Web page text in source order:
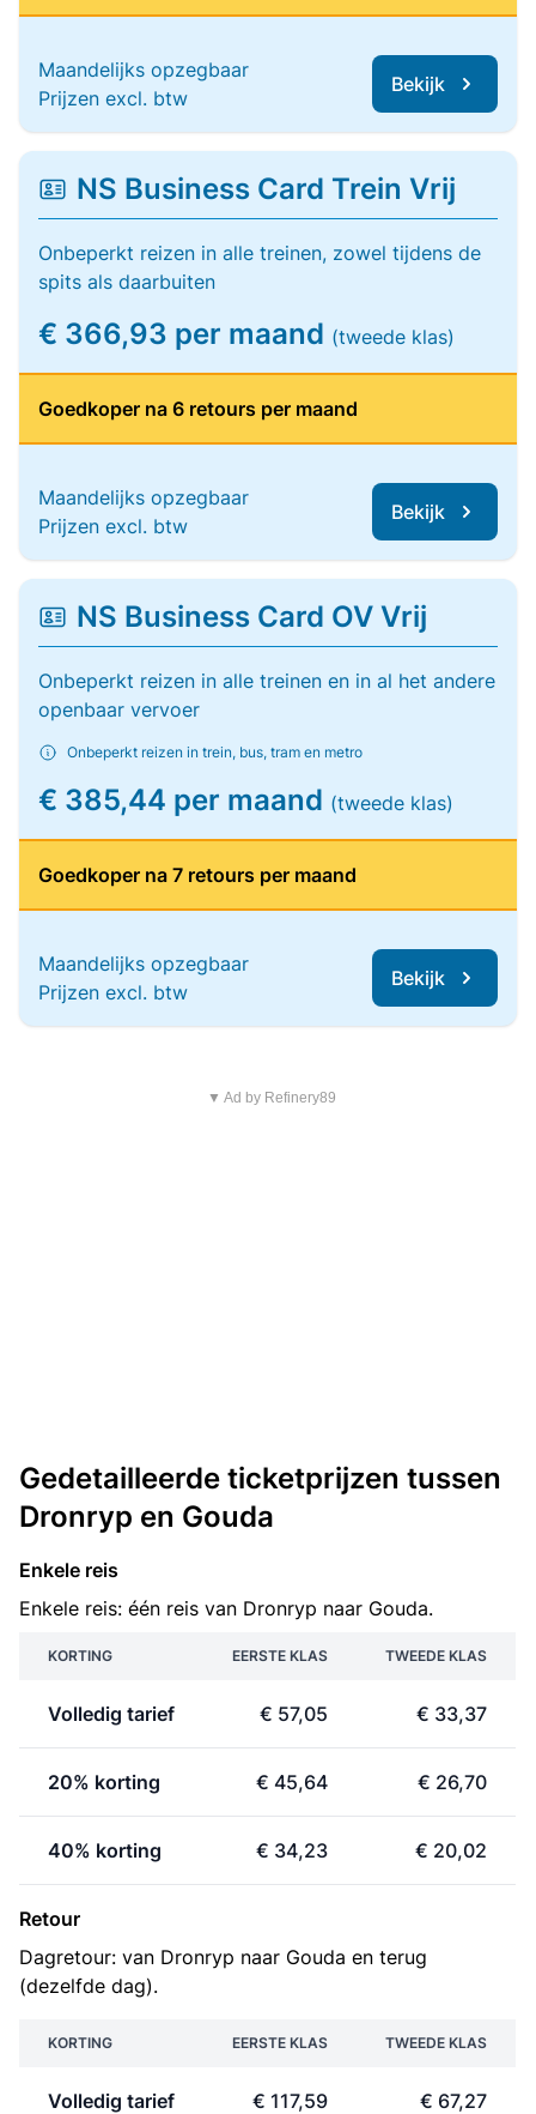
Maandelijks opzegbaar
Prijzen excl. btw
Bekijk
NS Business Card Trein Vrij
Onbeperkt reizen in alle treinen, zowel tijdens de
spits als daarbuiten
€ 366,93 per maand (tweede klas)
Goedkoper na 6 retours per maand
Maandelijks opzegbaar
Prijzen excl. btw
Bekijk
NS Business Card OV Vrij
Onbeperkt reizen in alle treinen en in al het andere
openbaar vervoer
Onbeperkt reizen in trein, bus, tram en metro
€ 385,44 per maand (tweede klas)
Goedkoper na 7 retours per maand
Maandelijks opzegbaar
Prijzen excl. btw
Bekijk
▼ Ad by Refinery89
Gedetailleerde ticketprijzen tussen
Dronryp en Gouda
Enkele reis
Enkele reis: één reis van Dronryp naar Gouda.
KORTING EERSTE KLAS TWEEDE KLAS
Volledig tarief € 57,05 € 33,37
20% korting € 45,64 € 26,70
40% korting € 34,23 € 20,02
Retour
Dagretour: van Dronryp naar Gouda en terug
(dezelfde dag).
KORTING EERSTE KLAS TWEEDE KLAS
Volledig tarief € 117,59 € 67,27